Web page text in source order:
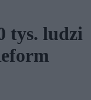
tys. ludzi